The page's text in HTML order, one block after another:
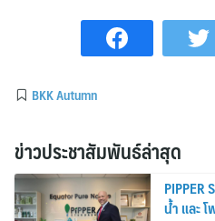
BKK Autumn
ข่าวประชาสัมพันธ์ล่าสุด
PIPPER
น้ำ และ